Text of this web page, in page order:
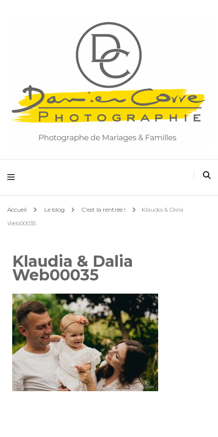
Accueil Le blog C'est la rentrée !
Klaudia & Dalia
Web00035
Klaudia & Dalia
Web00035